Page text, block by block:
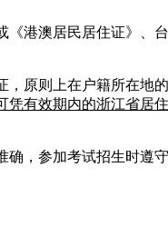
港澳居民居住证》
，原则上在户籍所在地
凭有效期内的浙江省居
，参加考试招生时遵守